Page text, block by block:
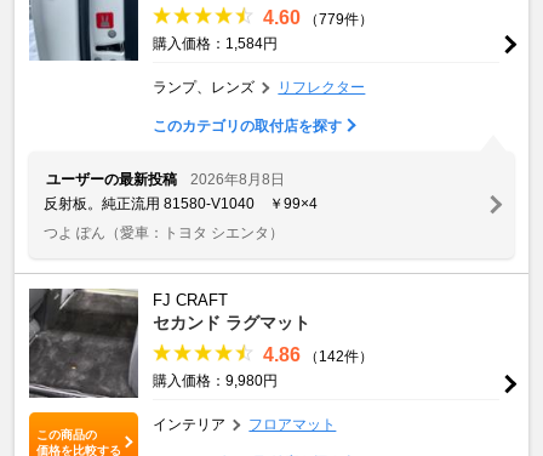
4.60
（779件）
購入価格：1,584円
ランプ、レンズ リフレクター
このカテゴリの取付店を探す
ユーザーの最新投稿
2026年8月8日
反射板。純正流用 81580-V1040 ￥99×4
つよ ぽん （愛車：トヨタ シエンタ）
この商品の
価格を比較する
FJ CRAFT
セカンド ラグマット
4.86
（142件）
購入価格：9,980円
インテリア フロアマット